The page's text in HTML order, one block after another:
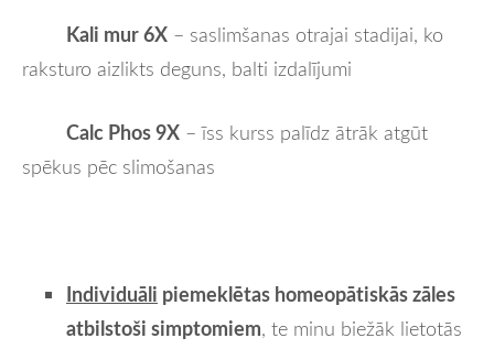
Kali mur 6X – saslimšanas otrajai stadijai, ko
raksturo aizlikts deguns, balti izdalījumi
Calc Phos 9X – īss kurss palīdz ātrāk atgūt
spēkus pēc slimošanas
Individuāli piemeklētas homeopātiskās zāles
atbilstoši simptomiem, te minu biežāk lietotās